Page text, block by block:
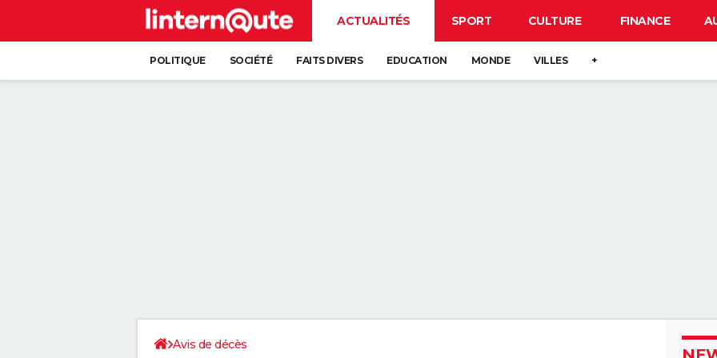
ACTUALITÉS SPORT CULTURE FINANCE
POLITIQUE SOCIÉTÉ FAITS DIVERS EDUCATION MONDE VILLES +
Avis de décès